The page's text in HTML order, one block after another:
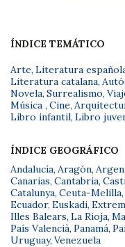
ÍNDICE TEMÁTICO
Arte, Literatura
Literatura catalana,
Novela, Surrealismo,
Música , Cine,
Libro infantil, Libro
ÍNDICE GEOGRÁFICO
Andalucía, Aragón,
Canarias, Cantabria,
Catalunya, Ceuta-Melilla,
Ecuador, Euskadi,
Illes Balears, La Rioja,
País Valencià, Panamá,
Uruguay, Venezuela